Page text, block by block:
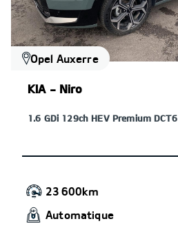
Opel Auxerre
KIA - Niro
1.6 GDi 129ch HEV Premium DCT6
23 600km
Automatique